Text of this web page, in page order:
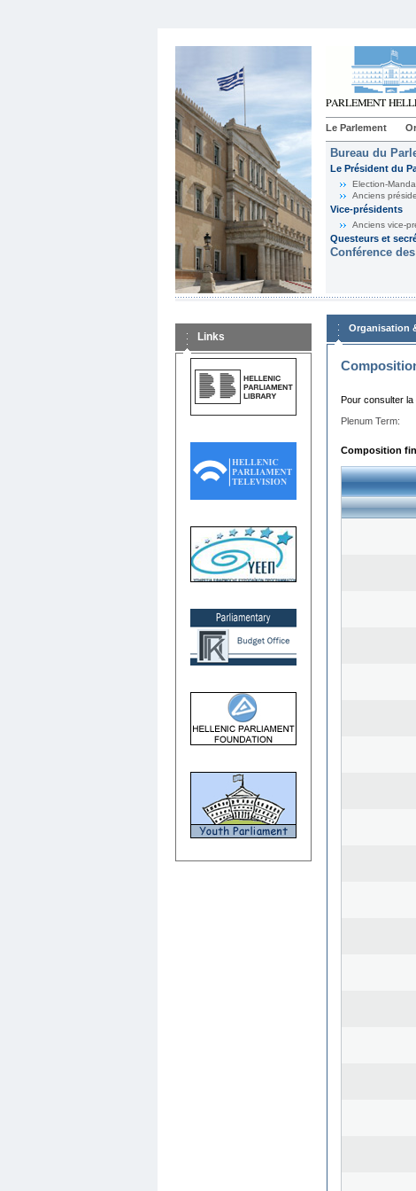
Le Parlement
Bureau du
Le Président du
Election-
Anciens
Vice-présidents
Anciens vice-
Questeurs et
Conférence
Links
Organisation
Pour consulter
Plenum Term:
Composition